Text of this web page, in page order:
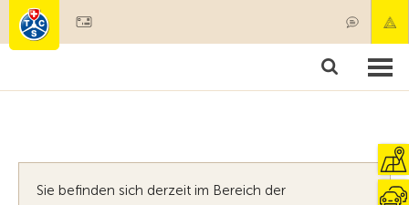
Mitgliedschaft & Leistungen
Sie befinden sich derzeit im Bereich der